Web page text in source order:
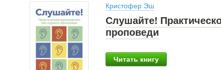
Кристофер Эш
Слушайте!
проповеди
Читать книгу